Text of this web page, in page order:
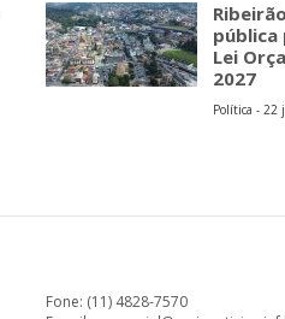
pública
Lei
2027
Política - 22
Fone: (11) 4828-7570